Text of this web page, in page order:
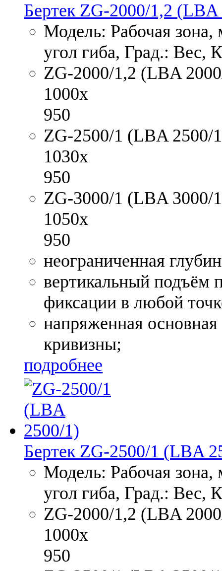
Бертек ZG-2000/1,2
Модель: Рабочая
угол гиба, Град.: Вес,
ZG-2000/1,2 (LBA
1000x
950
ZG-2500/1 (LBA 2500/
1030x
950
ZG-3000/1 (LBA 3000/
1050x
950
неограниченная
вертикальный подъём
фиксации в любой
напряженная
кривизны;
подробнее
Бертек ZG-2500/1 (LBA
Модель: Рабочая
угол гиба, Град.: Вес,
ZG-2000/1,2 (LBA
1000x
950